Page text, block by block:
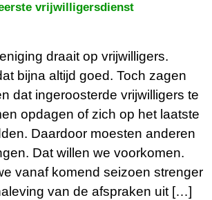
vrijwilligersdienst
draait op vrijwilligers.
bijna altijd goed. Toch zagen
dat ingeroosterde vrijwilligers te
opdagen of zich op het laatste
Daardoor moesten anderen
Dat willen we voorkomen.
vanaf komend seizoen strenger
van de afspraken uit […]